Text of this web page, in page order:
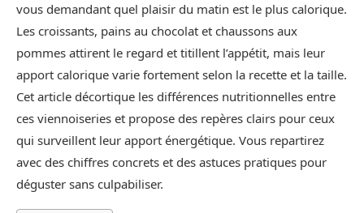
vous demandant quel plaisir du matin est le plus calorique.
Les croissants, pains au chocolat et chaussons aux
pommes attirent le regard et titillent l’appétit, mais leur
apport calorique varie fortement selon la recette et la taille.
Cet article décortique les différences nutritionnelles entre
ces viennoiseries et propose des repères clairs pour ceux
qui surveillent leur apport énergétique. Vous repartirez
avec des chiffres concrets et des astuces pratiques pour
déguster sans culpabiliser.